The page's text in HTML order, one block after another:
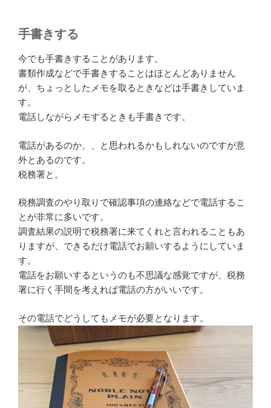
手書きする
今でも手書きすることがあります。
書類作成などで手書きすることはほとんどありません
が、ちょっとしたメモを取るときなどは手書きしていま
す。
電話しながらメモするときも手書きです。
電話があるのか、、と思われるかもしれないのですが意
外とあるのです。
税務署と。
税務調査のやり取りで確認事項の連絡などで電話するこ
とが非常に多いです。
調査結果の説明で税務署に来てくれと言われることもあ
りますが、できるだけ電話でお願いするようにしていま
す。
電話をお願いするというのも不思議な感覚ですが、税務
署に行く手間を考えれば電話の方がいいです。
その電話でどうしてもメモが必要となります。